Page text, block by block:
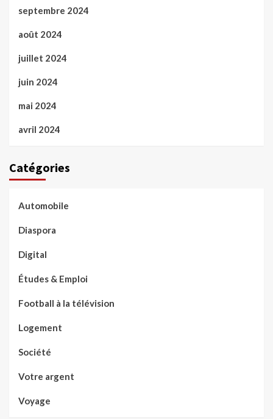
septembre 2024
août 2024
juillet 2024
juin 2024
mai 2024
avril 2024
Catégories
Automobile
Diaspora
Digital
Études & Emploi
Football à la télévision
Logement
Société
Votre argent
Voyage